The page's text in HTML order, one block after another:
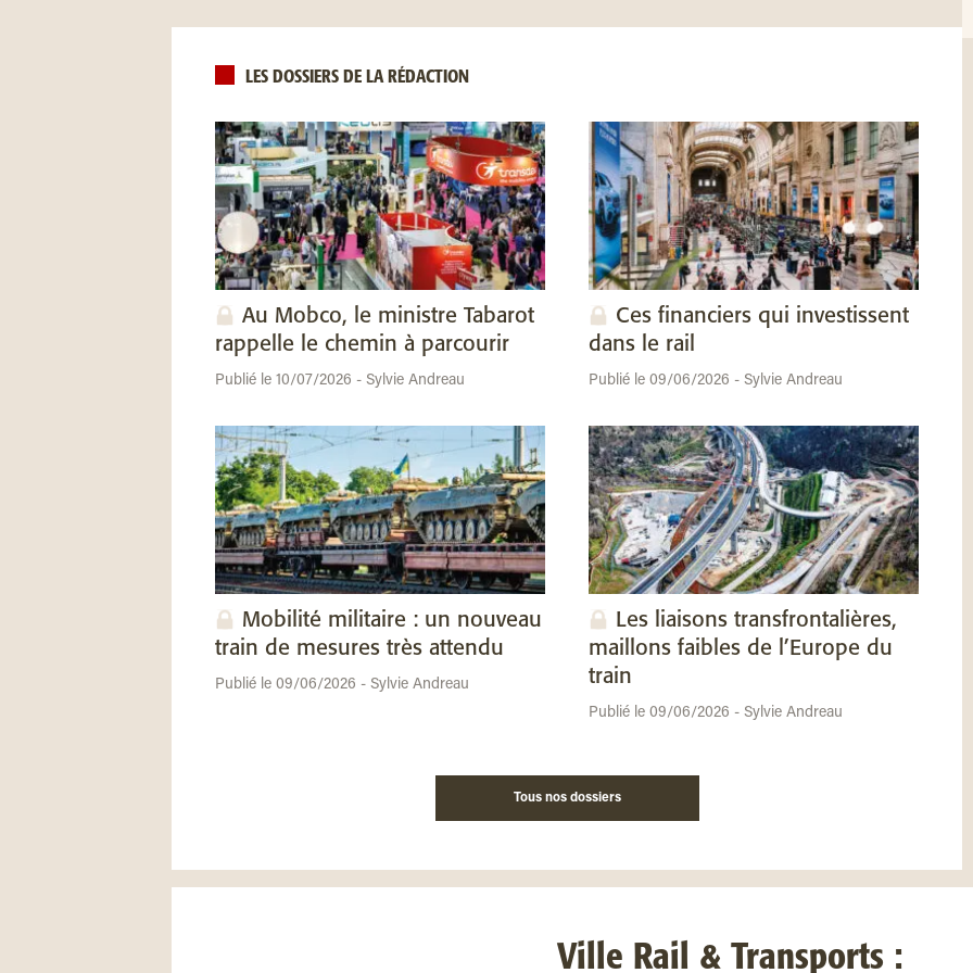
LES DOSSIERS DE LA RÉDACTION
Au Mobco, le ministre Tabarot
rappelle le chemin à parcourir
Publié le 10/07/2026 - Sylvie Andreau
Ces financiers qui investissent
dans le rail
Publié le 09/06/2026 - Sylvie Andreau
Mobilité militaire : un nouveau
train de mesures très attendu
Publié le 09/06/2026 - Sylvie Andreau
Les liaisons transfrontalières,
maillons faibles de l’Europe du
train
Publié le 09/06/2026 - Sylvie Andreau
Tous nos dossiers
Ville Rail & Transports :